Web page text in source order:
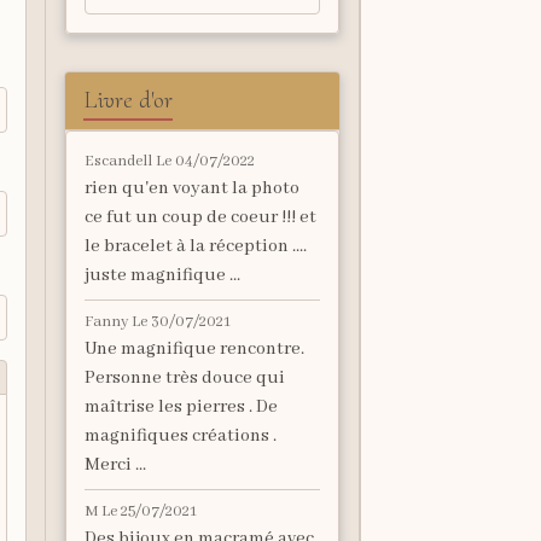
Livre d'or
Escandell Le 04/07/2022
rien qu'en voyant la photo
ce fut un coup de coeur !!! et
le bracelet à la réception ....
juste magnifique ...
Fanny Le 30/07/2021
Une magnifique rencontre.
Personne très douce qui
maîtrise les pierres . De
magnifiques créations .
Merci ...
M Le 25/07/2021